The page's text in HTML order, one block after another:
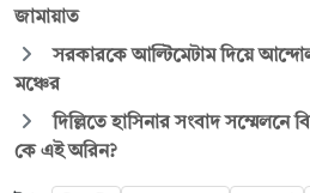
জামায়াত
সরকারকে আল্টিমেটাম দিয়ে
মঞ্চের
দিল্লিতে হাসিনার সংবাদ সম্মেলনে
কে এই অরিন?